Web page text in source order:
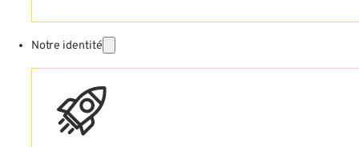
Notre identité